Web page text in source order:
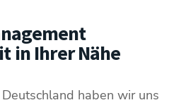
in Ihrer Nähe
haben wir uns